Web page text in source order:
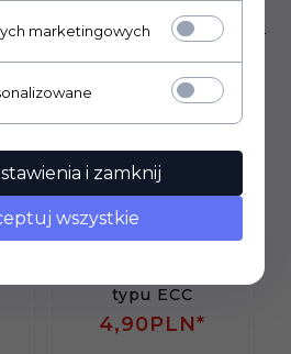
również...
typu ECC
4,90PLN*
marketingowych
i zamknij
wszystkie